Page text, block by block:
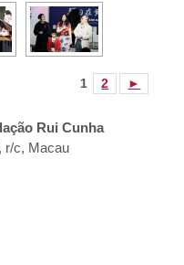
1 2 ►
Rui Cunha
r/c, Macau